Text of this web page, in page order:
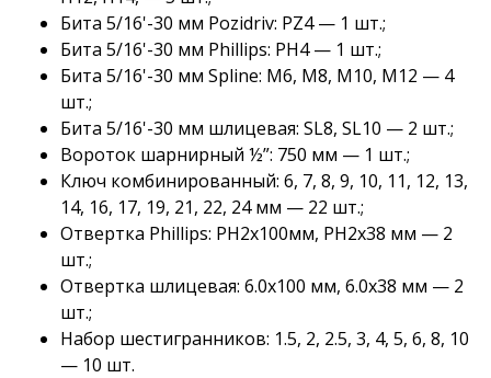
Бита 5/16'-30 мм Pozidriv: PZ4 — 1 шт.;
Бита 5/16'-30 мм Phillips: PH4 — 1 шт.;
Бита 5/16'-30 мм Spline: M6, M8, M10, M12 — 4
шт.;
Бита 5/16'-30 мм шлицевая: SL8, SL10 — 2 шт.;
Вороток шарнирный ½”: 750 мм — 1 шт.;
Ключ комбинированный: 6, 7, 8, 9, 10, 11, 12, 13,
14, 16, 17, 19, 21, 22, 24 мм — 22 шт.;
Отвертка Phillips: PH2x100мм, PH2х38 мм — 2
шт.;
Отвертка шлицевая: 6.0х100 мм, 6.0х38 мм — 2
шт.;
Набор шестигранников: 1.5, 2, 2.5, 3, 4, 5, 6, 8, 10
— 10 шт.